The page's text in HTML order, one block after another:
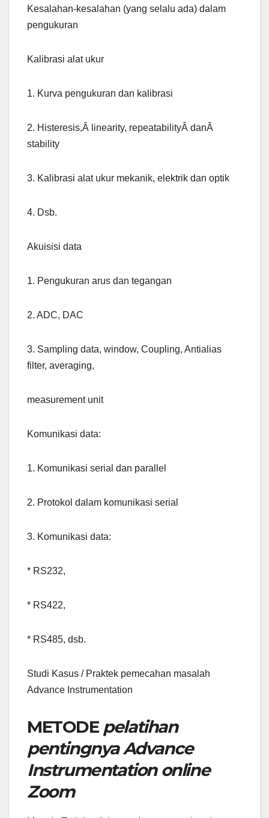
Kesalahan-kesalahan (yang selalu ada) dalam
pengukuran
Kalibrasi alat ukur
1. Kurva pengukuran dan kalibrasi
2. Histeresis,Â linearity, repeatabilityÂ danÂ
stability
3. Kalibrasi alat ukur mekanik, elektrik dan optik
4. Dsb.
Akuisisi data
1. Pengukuran arus dan tegangan
2. ADC, DAC
3. Sampling data, window, Coupling, Antialias
filter, averaging,
measurement unit
Komunikasi data:
1. Komunikasi serial dan parallel
2. Protokol dalam komunikasi serial
3. Komunikasi data:
* RS232,
* RS422,
* RS485, dsb.
Studi Kasus / Praktek pemecahan masalah
Advance Instrumentation
METODE pelatihan
pentingnya Advance
Instrumentation online
Zoom